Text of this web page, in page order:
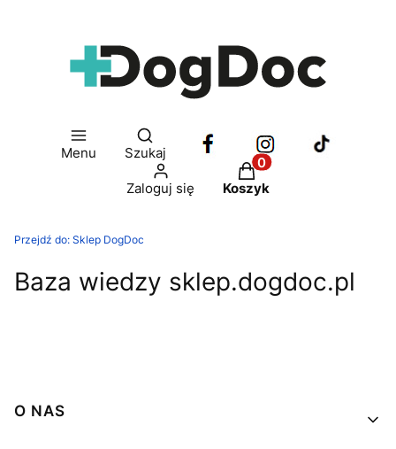
Menu
Otwórz wyszukiwarkę
Szukaj
Zaloguj się
Produkty w koszyku:
Koszyk
Przejdź do: Sklep DogDoc
Baza wiedzy sklep.dogdoc.pl
Linki w stopce
O NAS